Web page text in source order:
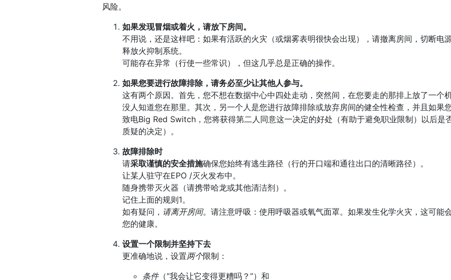
风险。
如果发现冒烟或着火，请放下房间。
不用说，还是这样吧：如果有活跃的火灾（或烟雾表明很快会出现），请撤离房间，切断电
释放火抑制系统。
可能存在异常（行使一些常识），但这几乎总是正确的操作。
如果您要进行故障排除，请务必至少让其他人参与。
这有两个原因。首先，您不想在数据中心中四处走动，突然间，在您要走的那排上放了一个
没人知道您在那里。其次，另一个人是您进行故障排除或放弃房间的健全性检查，并且如果
致电Big Red Switch，您将获得第二人同意这一决定的好处（有助于避免职业限制）以后是
质疑的决定）。
故障排除时
请采取谨慎的安全措施确保您始终有逃生路径（行的开口端和通往出口的清晰路径）。
让某人驻守在EPO /灭火发布中。
随身携带灭火器（请携带哈龙或其他清洁剂）。
记住上面的规则1。
如有疑问， 请离开房间。请注意呼吸：使用呼吸器或氧气面罩。如果发生化学火灾，这可能
您的健康。
设置一个限制并坚持下去
更准确地说，设置两个限制：
条件（“我会让它变得更糟吗？”）和